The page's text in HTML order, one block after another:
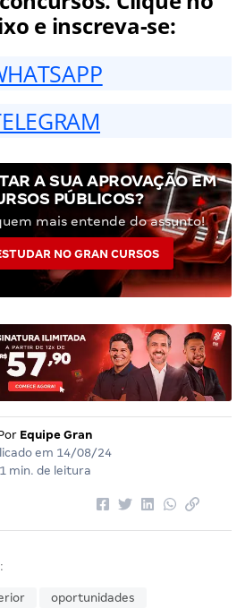
e inscreva-se:
A SUA APROVAÇÃO EM
PÚBLICOS?
mais entende do assunto!
NO GRAN CURSOS
Equipe Gran
em 14/08/24
1 min. de leitura
oportunidades